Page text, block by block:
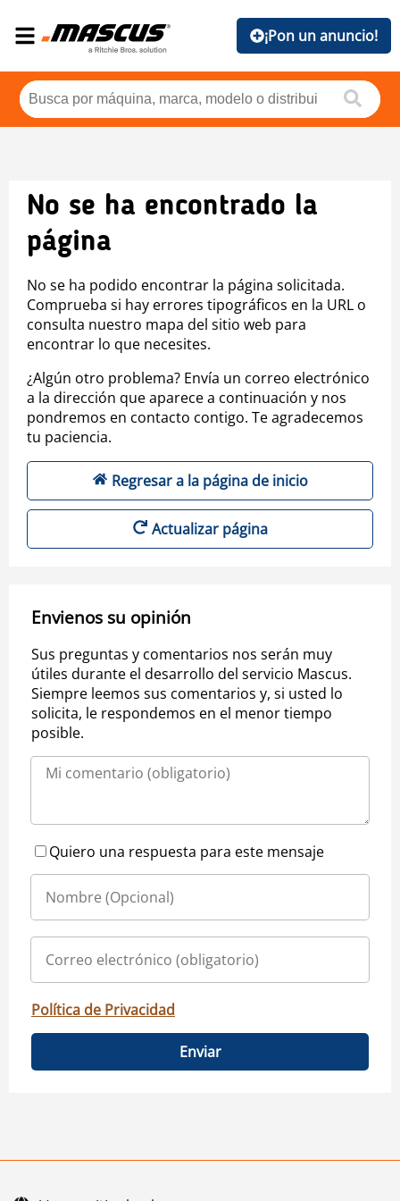
¡Pon un anuncio!
No se ha encontrado la
página
No se ha podido encontrar la página solicitada.
Comprueba si hay errores tipográficos en la URL o
consulta nuestro mapa del sitio web para
encontrar lo que necesites.
¿Algún otro problema? Envía un correo electrónico
a la dirección que aparece a continuación y nos
pondremos en contacto contigo. Te agradecemos
tu paciencia.
Regresar a la página de inicio
Actualizar página
Envienos su opinión
Sus preguntas y comentarios nos serán muy
útiles durante el desarrollo del servicio Mascus.
Siempre leemos sus comentarios y, si usted lo
solicita, le respondemos en el menor tiempo
posible.
Quiero una respuesta para este mensaje
Política de Privacidad
Enviar